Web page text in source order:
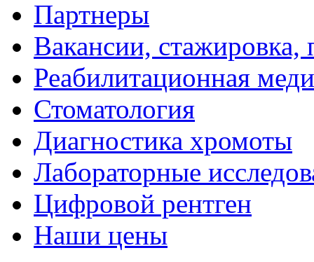
Партнеры
Вакансии, стажировка,
Реабилитационная
Стоматология
Диагностика хромоты
Лабораторные
Цифровой рентген
Наши цены